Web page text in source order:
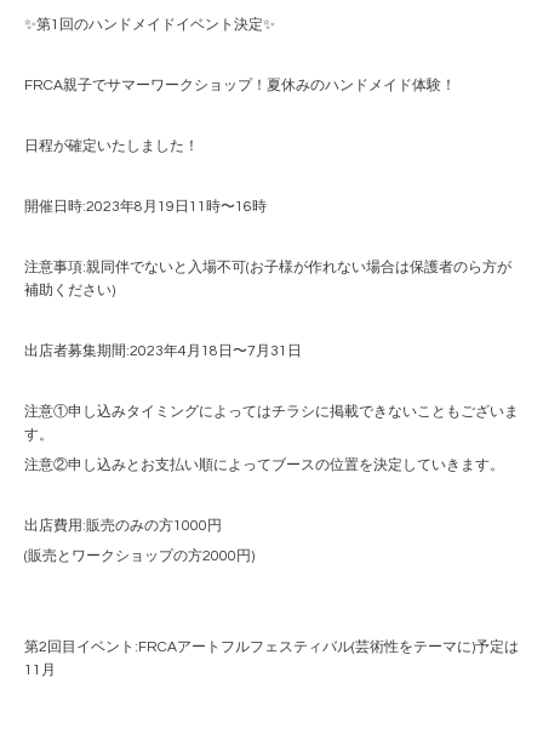
✨第1回のハンドメイドイベント決定✨
FRCA親子でサマーワークショップ！夏休みのハンドメイド体験！
日程が確定いたしました！
開催日時:2023年8月19日11時〜16時
注意事項:親同伴でないと入場不可(お子様が作れない場合は保護者のら方が
補助ください)
出店者募集期間:2023年4月18日〜7月31日
注意①申し込みタイミングによってはチラシに掲載できないこともございま
す。
注意②申し込みとお支払い順によってブースの位置を決定していきます。
出店費用:販売のみの方1000円
(販売とワークショップの方2000円)
第2回目イベント:FRCAアートフルフェスティバル(芸術性をテーマに)予定は
11月